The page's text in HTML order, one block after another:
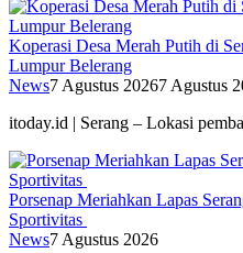
Koperasi Desa Merah Putih di
Lumpur Belerang
News7 Agustus 20267 Agustus
itoday.id | Serang – Lokasi
Porsenap Meriahkan Lapas
Sportivitas
News7 Agustus 2026